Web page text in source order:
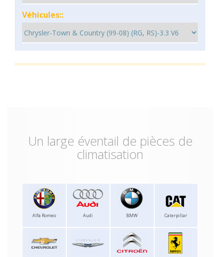
Véhicules::
Un large éventail de pièces de
climatisation
Alfa Romeo Audi BMW Caterpillar